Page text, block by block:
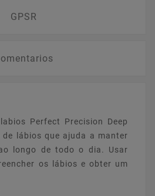
GPSR
Perfect Precision Deep
de lábios que ajuda a manter
longo de todo o dia. Usar
os lábios e obter um